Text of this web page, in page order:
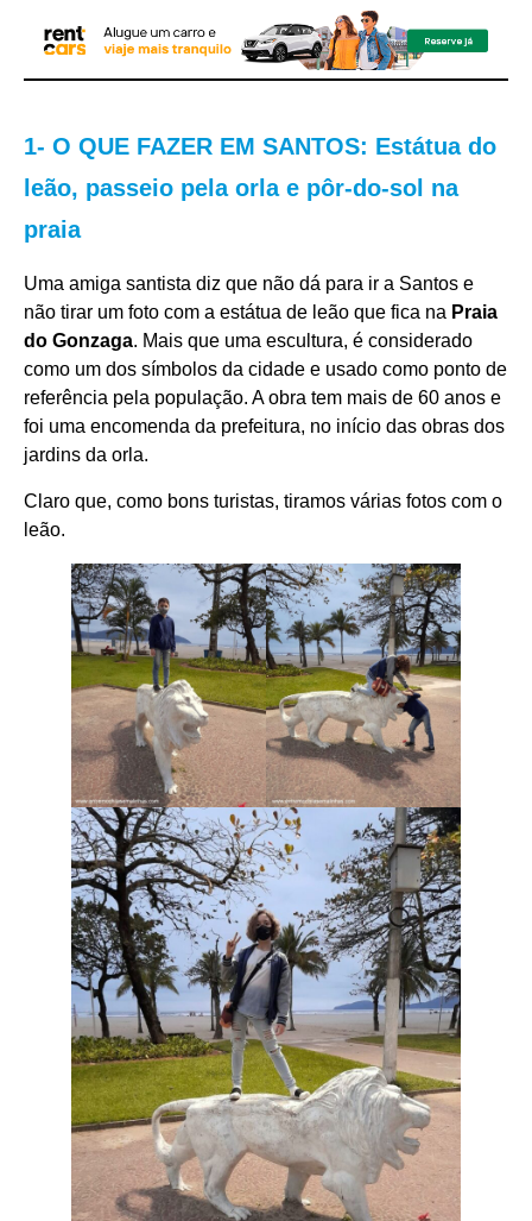
1- O QUE FAZER EM SANTOS: Estátua do
leão, passeio pela orla e pôr-do-sol na
praia
Uma amiga santista diz que não dá para ir a Santos e
não tirar um foto com a estátua de leão que fica na Praia
do Gonzaga. Mais que uma escultura, é considerado
como um dos símbolos da cidade e usado como ponto de
referência pela população. A obra tem mais de 60 anos e
foi uma encomenda da prefeitura, no início das obras dos
jardins da orla.
Claro que, como bons turistas, tiramos várias fotos com o
leão.